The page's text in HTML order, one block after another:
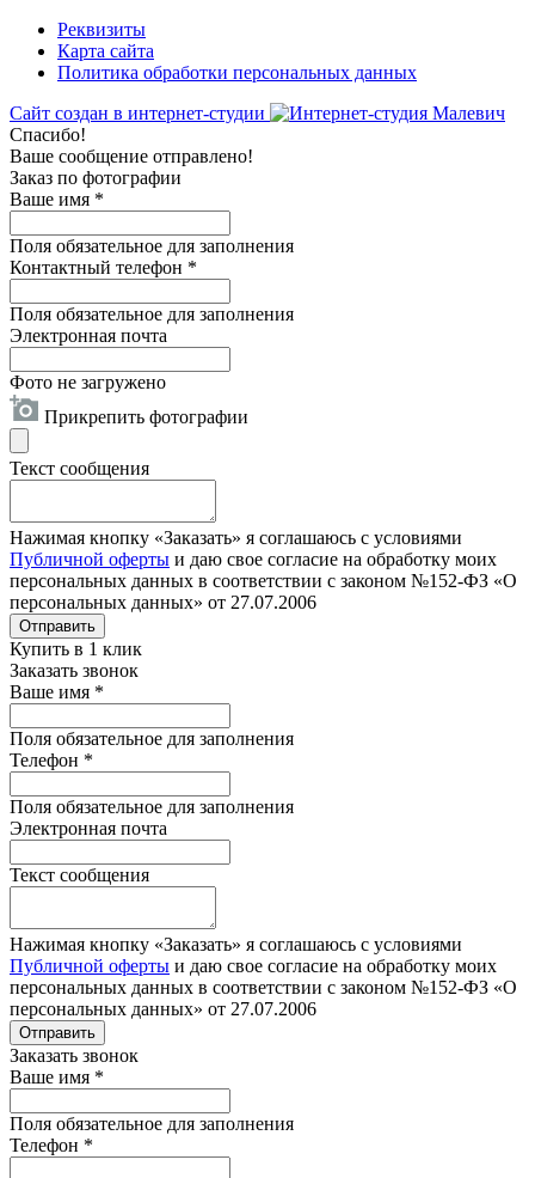
Реквизиты
Карта сайта
Политика обработки персональных данных
Сайт создан в интернет-студии
Спасибо!
Ваше сообщение отправлено!
Заказ по фотографии
Ваше имя *
Поля обязательное для заполнения
Контактный телефон *
Поля обязательное для заполнения
Электронная почта
Фото не загружено
Прикрепить фотографии
Текст сообщения
Нажимая кнопку «Заказать» я соглашаюсь с условиями
Публичной оферты и даю свое согласие на обработку моих
персональных данных в соответствии с законом №152-ФЗ «О
персональных данных» от 27.07.2006
Отправить
Купить в 1 клик
Заказать звонок
Ваше имя *
Поля обязательное для заполнения
Телефон *
Поля обязательное для заполнения
Электронная почта
Текст сообщения
Нажимая кнопку «Заказать» я соглашаюсь с условиями
Публичной оферты и даю свое согласие на обработку моих
персональных данных в соответствии с законом №152-ФЗ «О
персональных данных» от 27.07.2006
Отправить
Заказать звонок
Ваше имя *
Поля обязательное для заполнения
Телефон *